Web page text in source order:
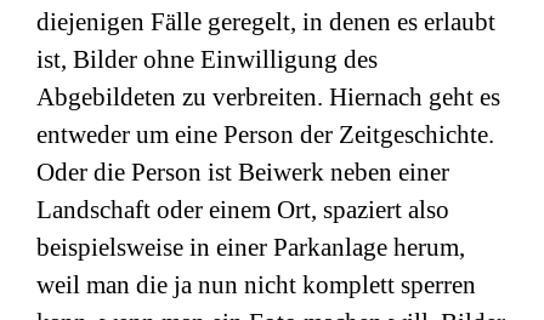
diejenigen Fälle geregelt, in denen es erlaubt
ist, Bilder ohne Einwilligung des
Abgebildeten zu verbreiten. Hiernach geht es
entweder um eine Person der Zeitgeschichte.
Oder die Person ist Beiwerk neben einer
Landschaft oder einem Ort, spaziert also
beispielsweise in einer Parkanlage herum,
weil man die ja nun nicht komplett sperren